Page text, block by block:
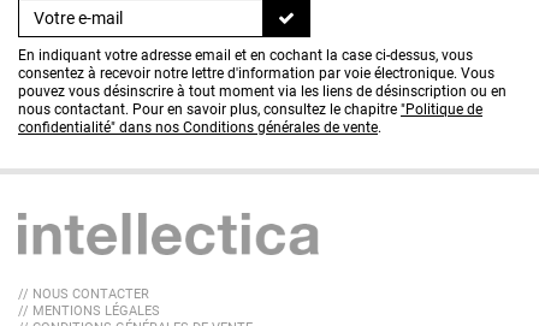
En indiquant votre adresse email et en cochant la case ci-dessus, vous
consentez à recevoir notre lettre d'information par voie électronique. Vous
pouvez vous désinscrire à tout moment via les liens de désinscription ou en
nous contactant. Pour en savoir plus, consultez le chapitre "Politique de
confidentialité" dans nos Conditions générales de vente.
// NOUS CONTACTER
// MENTIONS LÉGALES